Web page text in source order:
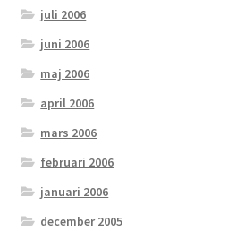
juli 2006
juni 2006
maj 2006
april 2006
mars 2006
februari 2006
januari 2006
december 2005